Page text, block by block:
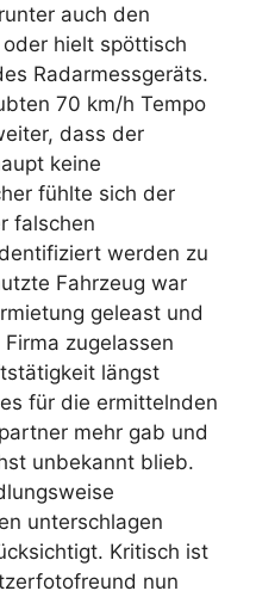
auch den
oder hielt spöttisch
Radarmessgeräts.
70 km/h Tempo
dass der
keine
fühlte sich der
falschen
werden zu
Fahrzeug war
geleast und
zugelassen
längst
für die ermittelnden
mehr gab und
unbekannt blieb.
unterschlagen
Kritisch ist
nun